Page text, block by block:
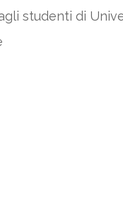
studenti di